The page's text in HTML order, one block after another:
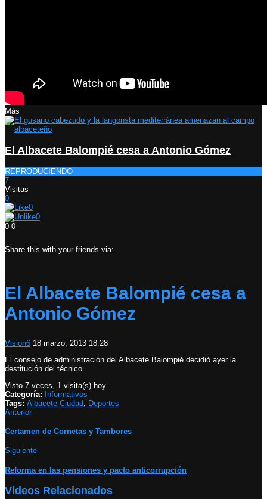
Más
El Albacete Balompié cesa a Antonio Gómez
REPRODUCIENDO
7
Visitas
0
0
0
0 0
Share this with your friends via:
El Albacete Balompié cesa a
Antonio Gómez
Vision6 18 marzo, 2013 18:28
El consejo de administración del Albacete Balompié decidió ayer la
destitución del técnico.
Visto 7 veces, 1 visita(s) hoy
Categoría: Informativos
Tags: Albacete Ciudad
Deportes
Anterior
Certamen de Cornetas y Tambores
Siguiente
Reforma en las pensiones y pacto anticorrupción
Vídeos Relacionados